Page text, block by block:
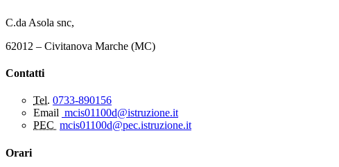
C.da Asola snc,
62012 – Civitanova Marche (MC)
Contatti
Tel. 0733-890156
Email mcis01100d@istruzione.it
PEC mcis01100d@pec.istruzione.it
Orari